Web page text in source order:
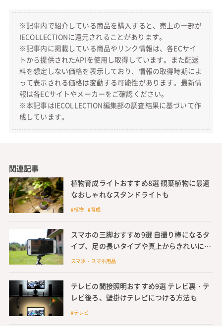
※記事内で紹介している商品を購入すると、売上の一部が
IECOLLECTIONに還元されることがあります。
※記事内に掲載している商品やリンク情報は、各ECサイ
トから提供されたAPIを使用し取得しています。また配送
料を想定しない価格を表示しており、情報の取得時期によ
って表示される価格は変動する可能性があります。最新情
報は各ECサイトやメーカーをご確認ください。
※本記事はIECOLLECTION編集部の調査結果に基づいて作
成しています。
関連記事
植物育成ライトおすすめ8選 観葉植物に最適
なおしゃれなスタンドライトも
#植物 #育成
スマホの三脚おすすめ9選 自撮り棒になるタ
イプ、足の長いタイプや真上からきれいに撮
れる三脚など紹介
スマホ・スマホ用品
テレビの間接照明おすすめ9選 テレビ裏・テ
レビ後ろ、壁掛けテレビにつける方法も
#テレビ